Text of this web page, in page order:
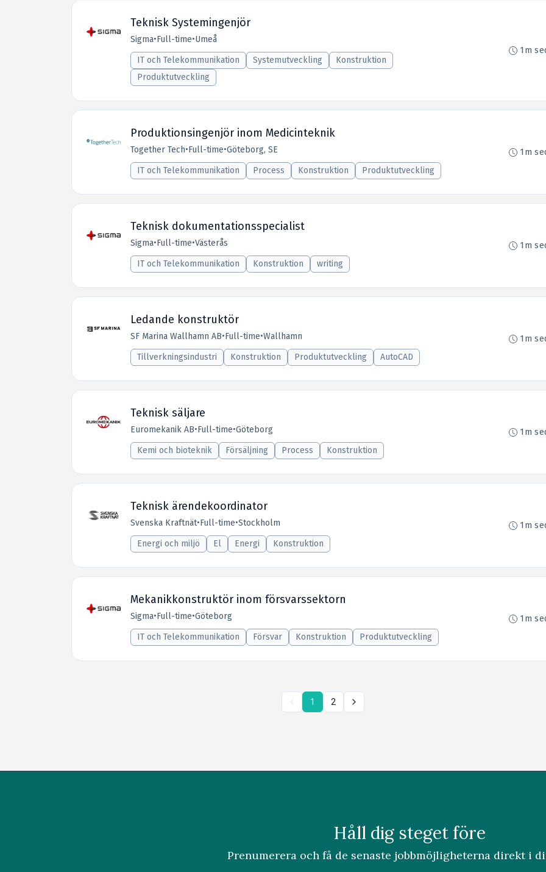
Teknisk Systemingenjör
Sigma•Full-time•Umeå
IT och Telekommunikation
Systemutveckling
Konstruktion
Produktutveckling
1m
Produktionsingenjör inom Medicinteknik
Together Tech•Full-time•Göteborg, SE
IT och Telekommunikation
Process Konstruktion Produktutveckling
1m
Teknisk dokumentationsspecialist
Sigma•Full-time•Västerås
IT och Telekommunikation
Konstruktion writing
1m
Ledande konstruktör
SF Marina Wallhamn AB•Full-time•Wallhamn
Tillverkningsindustri
Konstruktion Produktutveckling AutoCAD
1m
Teknisk säljare
Euromekanik AB•Full-time•Göteborg
Kemi och bioteknik
Försäljning Process Konstruktion
1m
Teknisk ärendekoordinator
Svenska Kraftnät•Full-time•Stockholm
Energi och miljö
El Energi Konstruktion
1m
Mekanikkonstruktör inom försvarssektorn
Sigma•Full-time•Göteborg
IT och Telekommunikation
Försvar Konstruktion Produktutveckling
1m
1 2
Håll dig steget före
Prenumerera och få de senaste jobbmöjligheterna direkt i